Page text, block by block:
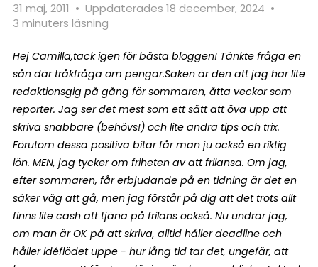
31 maj, 2011 • Uppdaterades 18 december, 2024 •
3 minuters läsning
Hej Camilla,tack igen för bästa bloggen! Tänkte fråga en
sån där tråkfråga om pengar.Saken är den att jag har lite
redaktionsgig på gång för sommaren, åtta veckor som
reporter. Jag ser det mest som ett sätt att öva upp att
skriva snabbare (behövs!) och lite andra tips och trix.
Förutom dessa positiva bitar får man ju också en riktig
lön. MEN, jag tycker om friheten av att frilansa. Om jag,
efter sommaren, får erbjudande på en tidning är det en
säker väg att gå, men jag förstår på dig att det trots allt
finns lite cash att tjäna på frilans också. Nu undrar jag,
om man är OK på att skriva, alltid håller deadline och
håller idéflödet uppe - hur lång tid tar det, ungefär, att